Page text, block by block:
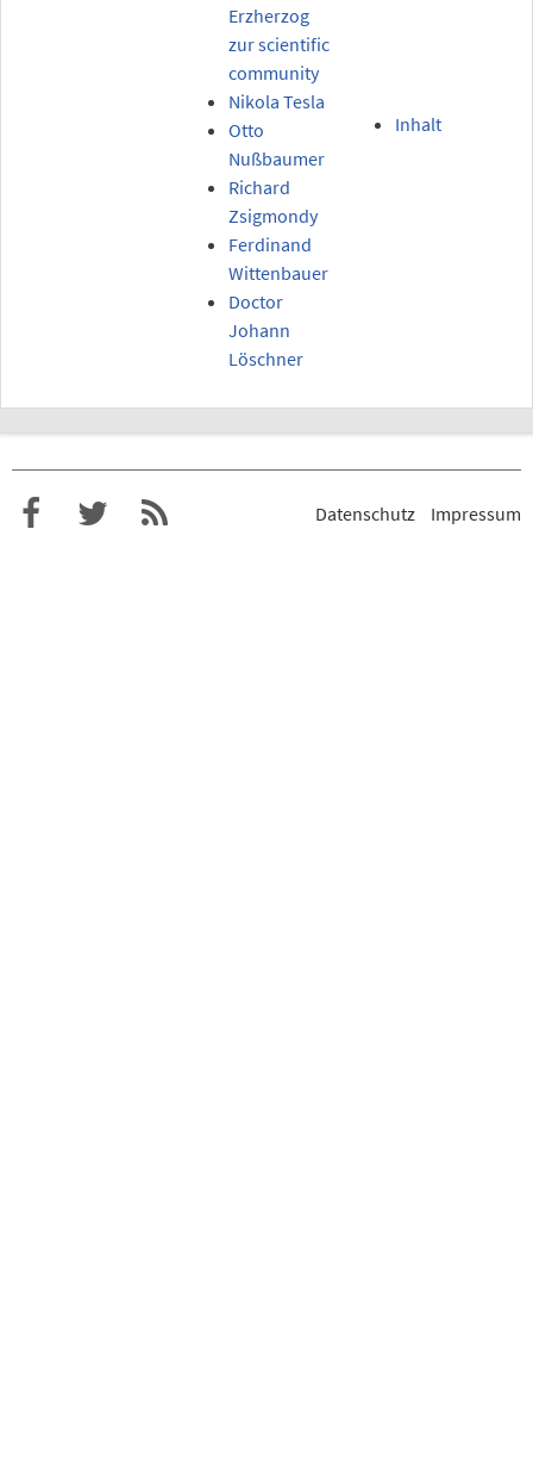
Erzherzog
zur scientific
community
Nikola Tesla
Otto
Nußbaumer
Richard
Zsigmondy
Ferdinand
Wittenbauer
Doctor
Johann
Löschner
Inhalt
Datenschutz Impressum